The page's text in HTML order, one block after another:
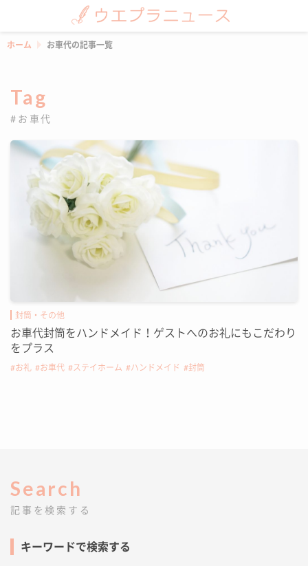
ホーム お車代の記事一覧
Tag
#お車代
封筒・その他
お車代封筒をハンドメイド！ゲストへのお礼にもこだわり
をプラス
お礼 お車代 ステイホーム ハンドメイド 封筒
Search
記事を検索する
キーワードで検索する